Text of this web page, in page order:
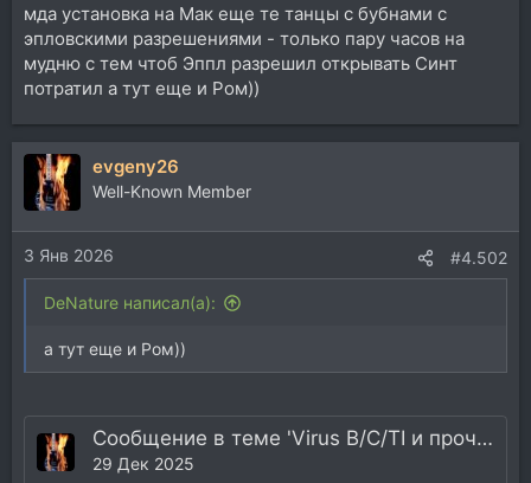
мда установка на Мак еще те танцы с бубнами с
эпловскими разрешениями - только пару часов на
мудню с тем чтоб Эппл разрешил открывать Синт
потратил а тут еще и Ром))
evgeny26
Well-Known Member
3 Янв 2026 #4.502
DeNature написал(а):
а тут еще и Ром))
Сообщение в теме 'Virus B/C/TI и прочие эмуляции Motorola DSP563xx'
29 Дек 2025